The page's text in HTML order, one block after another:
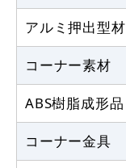
アルミ押出型材
コーナー素材
ABS樹脂成形品
コーナー金具